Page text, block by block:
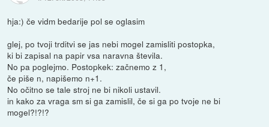
hja:) če vidm bedarije pol se oglasim
glej, po tvoji trditvi se jas nebi mogel zamisliti postopka,
ki bi zapisal na papir vsa naravna števila.
No pa poglejmo. Postopkek: začnemo z 1,
če piše n, napišemo n+1.
No očitno se tale stroj ne bi nikoli ustavil.
in kako za vraga sm si ga zamislil, če si ga po tvoje ne bi
mogel?!?!?